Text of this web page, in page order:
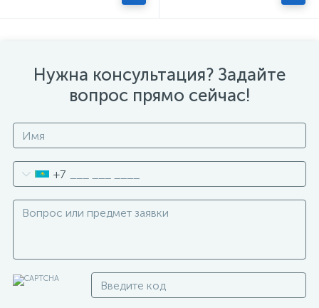
Нужна консультация? Задайте
вопрос прямо сейчас!
+7